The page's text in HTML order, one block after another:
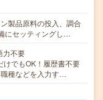
製品原料の投入、調合
にセッティングし…
力不要
でもOK！履歴書不要
種などを入力す…